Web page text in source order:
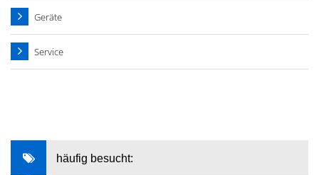
Geräte
Service
häufig besucht: